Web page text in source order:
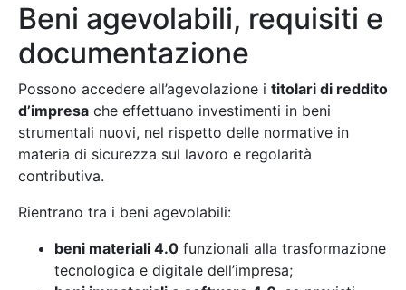
Beni agevolabili, requisiti e
documentazione
Possono accedere all’agevolazione i titolari di reddito
d’impresa che effettuano investimenti in beni
strumentali nuovi, nel rispetto delle normative in
materia di sicurezza sul lavoro e regolarità
contributiva.
Rientrano tra i beni agevolabili:
beni materiali 4.0 funzionali alla trasformazione
tecnologica e digitale dell’impresa;